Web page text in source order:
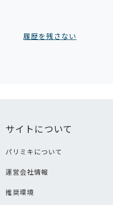
履歴を残さない
サイトについて
パリミキについて
運営会社情報
推奨環境